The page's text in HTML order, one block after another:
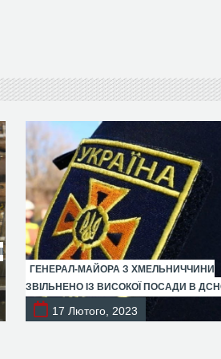
ГЕНЕРАЛ-МАЙОРА З ХМЕЛЬНИЧЧИНИ
ЗВІЛЬНЕНО ІЗ ВИСОКОЇ ПОСАДИ В
17 Лютого, 2023